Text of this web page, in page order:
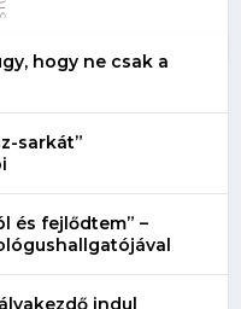
hogy ne csak a
sarkát”
és fejlődtem” –
indul